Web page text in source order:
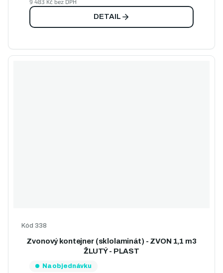
DETAIL
Zvonový kontejner (sklolaminát) - ZVON 1,1 m3
ŽLUTÝ - PLAST
Kód 338
Na objednávku